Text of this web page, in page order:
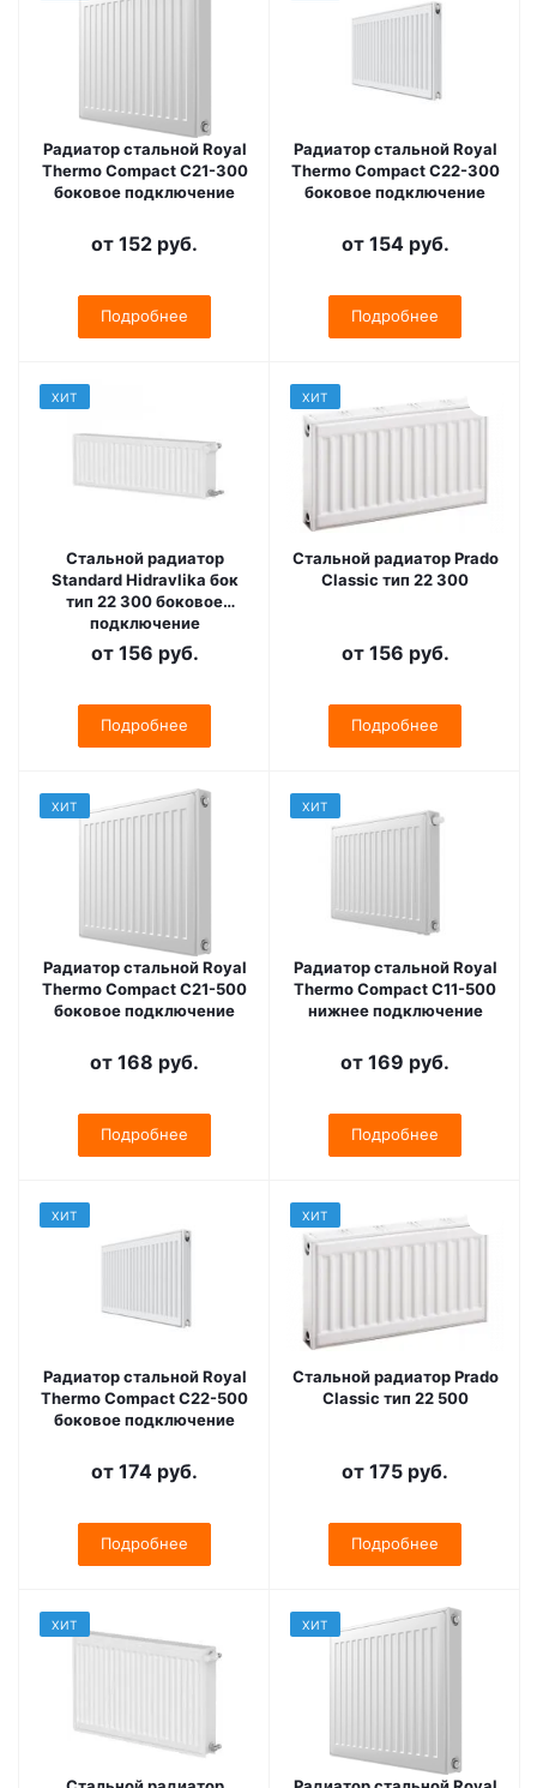
Радиатор стальной Royal
Thermo Compact C21-300
боковое подключение
от 152 руб.
Подробнее
Радиатор стальной Royal
Thermo Compact C22-300
боковое подключение
от 154 руб.
Подробнее
ХИТ
Cтальной радиатор
Standard Hidravlika бок
тип 22 300 боковое
подключение
от 156 руб.
Подробнее
ХИТ
Стальной радиатор Prado
Classic тип 22 300
от 156 руб.
Подробнее
ХИТ
Радиатор стальной Royal
Thermo Compact C21-500
боковое подключение
от 168 руб.
Подробнее
ХИТ
Радиатор стальной Royal
Thermo Compact C11-500
нижнее подключение
от 169 руб.
Подробнее
ХИТ
Радиатор стальной Royal
Thermo Compact C22-500
боковое подключение
от 174 руб.
Подробнее
ХИТ
Стальной радиатор Prado
Classic тип 22 500
от 175 руб.
Подробнее
ХИТ ХИТ